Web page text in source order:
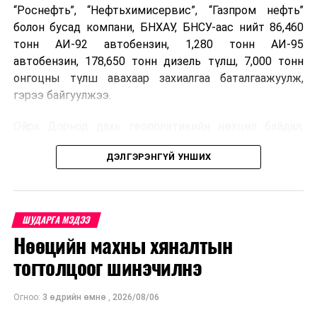
“Роснефть”, “Нефтьхимисервис”, “Газпром нефть”
болон бусад компани, БНХАУ, БНСУ-аас нийт 86,460
тонн АИ-92 автобензин, 1,280 тонн АИ-95
автобензин, 178,650 тонн дизель түлш, 7,000 тонн
онгоцны түлш авахаар захиалгаа баталгаажуулж,
гэрээ байгуулжээ.
Орос, Украины дайнаас шалтгаалсан газрын тосны
үнийн өсөлт дэлхийн зах зээлд буураагүй байна.
дахин өсөж, ОХУ болон бусад эх үүсвэрээс худалдан
авах шатахууны үнэ 1,200-2,000 ам.долларт хүрчээ.
Иймд дотоодын зах зээл дэх үнийн өсөлтийг
сааруулахын тулд гаалийн болон онцгой албан
татварыг тэглэх шаардлага үүссэнийг салбарын сайд
танилцуулсан байна.
ДЭЛГЭРЭНГҮЙ УНШИХ
ШУДАРГА МЭДЭЭ
Нөөцийн махны хяналтын
тогтолцоог шинэчилнэ
Огноо: 3 өдрийн өмнө , 2026/08/06